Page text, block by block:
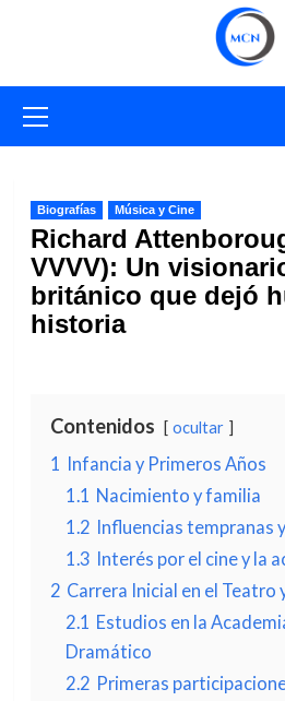
primario
Biografías Música y Cine
Richard
VVVV): Un
británico que dejó
historia
Contenidos ocultar
1 Infancia y Primeros Años
1.1 Nacimiento y familia
1.2 Influencias tempranas
1.3 Interés por el cine y la
2 Carrera Inicial en el Teatro
2.1 Estudios en la
Dramático
2.2 Primeras